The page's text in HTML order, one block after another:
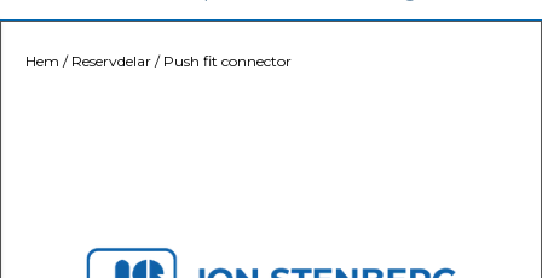
Hem / Reservdelar / Push fit connector